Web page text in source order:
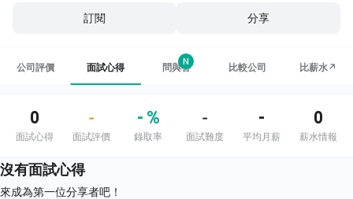
訂閱 分享
公司評價 面試心得 問與答
N
比較公司 比薪水↗
0
面試心得
-
面試評價
- %
錄取率
-
面試難度
-
平均月薪
0
薪水情報
沒有面試心得
來成為第一位分享者吧！